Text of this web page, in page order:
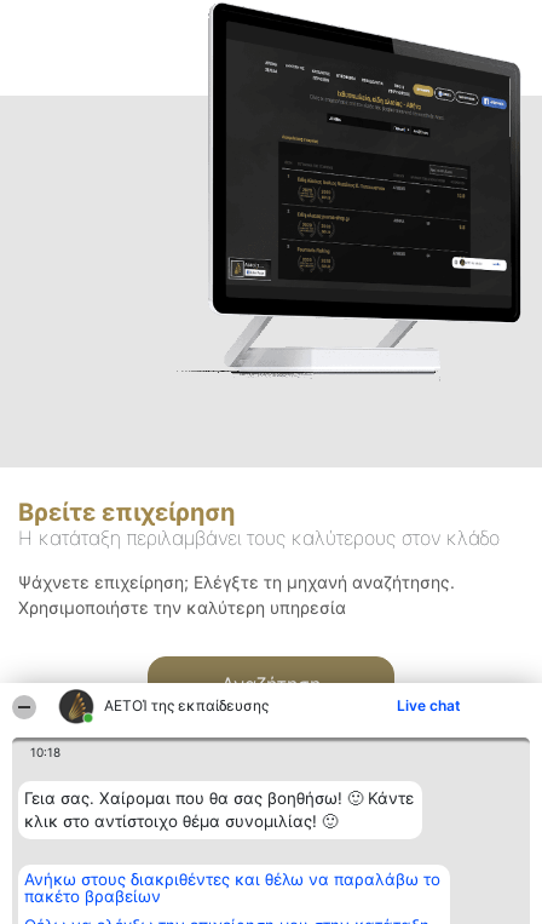
ΑΕΤΟΊ της εκπαίδευσης Live chat
10:18
Γεια σας. Χαίρομαι που θα σας βοηθήσω! 🙂 Κάντε
κλικ στο αντίστοιχο θέμα συνομιλίας! 🙂
Ανήκω στους διακριθέντες και θέλω να παραλάβω το
πακέτο βραβείων
Βρείτε επιχείρηση
Η κατάταξη περιλαμβάνει τους καλύτερους στον κλάδο
Ψάχνετε επιχείρηση; Ελέγξτε τη μηχανή αναζήτησης.
Χρησιμοποιήστε την καλύτερη υπηρεσία
Αναζήτηση
Διοργανωτής της
κατάταξης
BEAUTIFUL COMPANY
Κατάταξη
Διακριθέντες
των
Επικοινωνία
Επικοινωνία